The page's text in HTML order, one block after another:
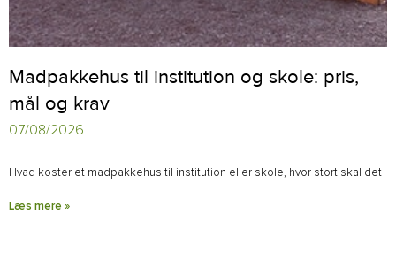
Madpakkehus til institution og skole: pris,
mål og krav
07/08/2026
Hvad koster et madpakkehus til institution eller skole, hvor stort skal det
Læs mere »